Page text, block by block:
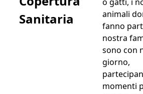
Sanitaria
animali
fanno
nostra
sono con
giorno,
momenti